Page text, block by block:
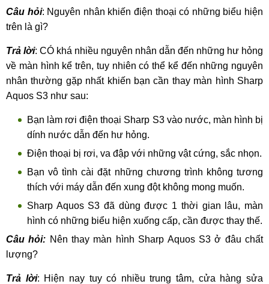
Câu hỏi: Nguyên nhân khiến điện thoại có những biểu hiện
trên là gì?
Trả lời: CÓ khá nhiều nguyên nhân dẫn đến những hư hỏng
về màn hình kể trên, tuy nhiên có thể kể đến những nguyên
nhân thường gặp nhất khiến bạn cần thay màn hình Sharp
Aquos S3 như sau:
Bạn làm rơi điện thoại Sharp S3 vào nước, màn hình bị
dính nước dẫn đến hư hỏng.
Điện thoại bị rơi, va đập với những vật cứng, sắc nhọn.
Bạn vô tình cài đặt những chương trình không tương
thích với máy dẫn đến xung đột không mong muốn.
Sharp Aquos S3 đã dùng được 1 thời gian lâu, màn
hình có những biểu hiện xuống cấp, cần được thay thế.
Câu hỏi: Nên thay màn hình Sharp Aquos S3 ở đâu chất
lượng?
Trả lời: Hiện nay tuy có nhiều trung tâm, cửa hàng sửa